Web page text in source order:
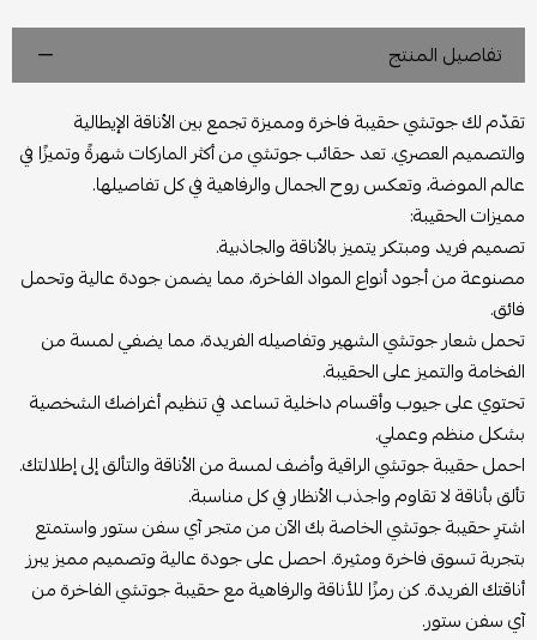
تفاصيل المنتج
تقدّم لك جوتشي حقيبة فاخرة ومميزة تجمع بين الأناقة الإيطالية
والتصميم العصري. تعد حقائب جوتشي من أكثر الماركات شهرةً وتميزًا في
عالم الموضة، وتعكس روح الجمال والرفاهية في كل تفاصيلها.
مميزات الحقيبة:
تصميم فريد ومبتكر يتميز بالأناقة والجاذبية.
مصنوعة من أجود أنواع المواد الفاخرة، مما يضمن جودة عالية وتحمل
فائق.
تحمل شعار جوتشي الشهير وتفاصيله الفريدة، مما يضفي لمسة من
الفخامة والتميز على الحقيبة.
تحتوي على جيوب وأقسام داخلية تساعد في تنظيم أغراضك الشخصية
بشكل منظم وعملي.
احمل حقيبة جوتشي الراقية وأضف لمسة من الأناقة والتألق إلى إطلالتك.
تألق بأناقة لا تقاوم واجذب الأنظار في كل مناسبة.
اشترِ حقيبة جوتشي الخاصة بك الآن من متجر آي سفن ستور واستمتع
بتجربة تسوق فاخرة ومثيرة. احصل على جودة عالية وتصميم مميز يبرز
أناقتك الفريدة. كن رمزًا للأناقة والرفاهية مع حقيبة جوتشي الفاخرة من
آي سفن ستور.